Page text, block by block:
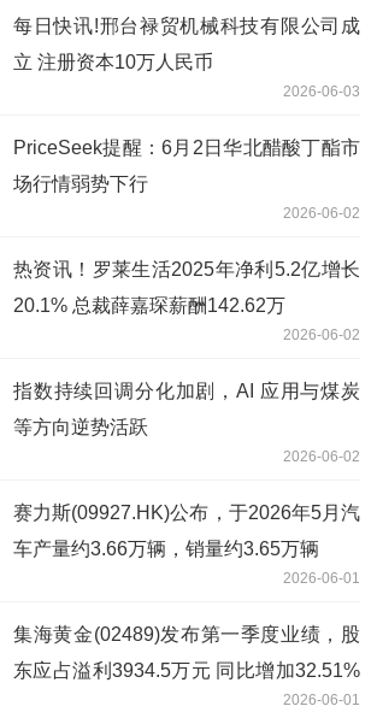
每日快讯!邢台禄贸机械科技有限公司成
立 注册资本10万人民币
2026-06-03
PriceSeek提醒：6月2日华北醋酸丁酯市
场行情弱势下行
2026-06-02
热资讯！罗莱生活2025年净利5.2亿增长
20.1% 总裁薛嘉琛薪酬142.62万
2026-06-02
指数持续回调分化加剧，AI 应用与煤炭
等方向逆势活跃
2026-06-02
赛力斯(09927.HK)公布，于2026年5月汽
车产量约3.66万辆，销量约3.65万辆
2026-06-01
集海黄金(02489)发布第一季度业绩，股
东应占溢利3934.5万元 同比增加32.51%
2026-06-01